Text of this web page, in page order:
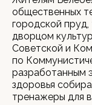
общественных
городской
дворцом
Советской и
по
разработанным
здоровья
тренажеры для